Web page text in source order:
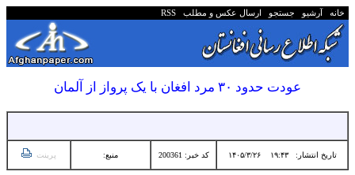
خانه آرشیو جستجو ارسال عکس و مطلب RSS
عودت حدود ۳۰ مرد افغان با یک پرواز از آلمان
تاریخ انتشار:۱۹:۴۳ ۱۴۰۵/۳/۲۶ کد خبر: 200361 منبع: پرینت